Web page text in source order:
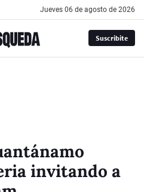
jueves 06 de agosto de 2026
Suscribite
invitando a